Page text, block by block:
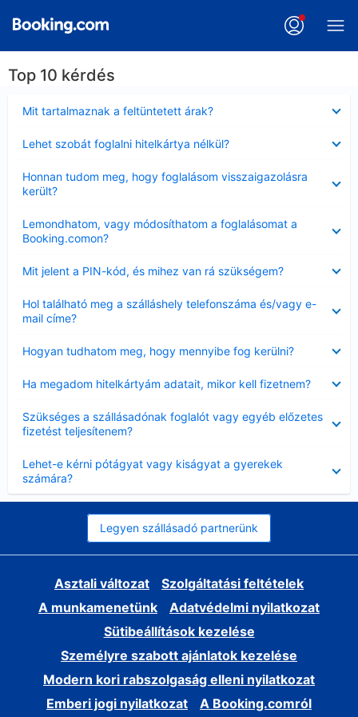
Top 10 kérdés
Mit tartalmaznak a feltüntetett árak?
Lehet szobát foglalni hitelkártya nélkül?
Honnan tudom meg, hogy foglalásom visszaigazolásra
került?
Lemondhatom, vagy módosíthatom a foglalásomat a
Booking.comon?
Mit jelent a PIN-kód, és mihez van rá szükségem?
Hol található meg a szálláshely telefonszáma és/vagy e-
mail címe?
Hogyan tudhatom meg, hogy mennyibe fog kerülni?
Ha megadom hitelkártyám adatait, mikor kell fizetnem?
Szükséges a szállásadónak foglalót vagy egyéb előzetes
fizetést teljesítenem?
Lehet-e kérni pótágyat vagy kiságyat a gyerekek
számára?
Legyen szállásadó partnerünk
Asztali változat
Szolgáltatási feltételek
A munkamenetünk
Adatvédelmi nyilatkozat
Sütibeállítások kezelése
Személyre szabott ajánlatok kezelése
Modern kori rabszolgaság elleni nyilatkozat
Emberi jogi nyilatkozat
A Booking.comról